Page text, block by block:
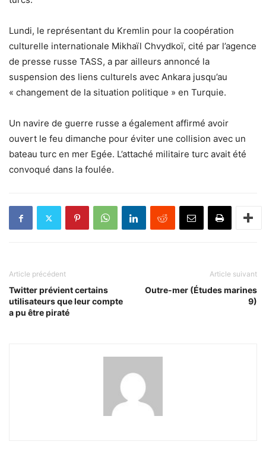
Lundi, le représentant du Kremlin pour la coopération
culturelle internationale Mikhaïl Chvydkoï, cité par l’agence
de presse russe TASS, a par ailleurs annoncé la
suspension des liens culturels avec Ankara jusqu’au
« changement de la situation politique » en Turquie.
Un navire de guerre russe a également affirmé avoir
ouvert le feu dimanche pour éviter une collision avec un
bateau turc en mer Egée. L’attaché militaire turc avait été
convoqué dans la foulée.
Article précédent
Twitter prévient certains
utilisateurs que leur compte
a pu être piraté
Article suivant
Outre-mer (Études marines
9)